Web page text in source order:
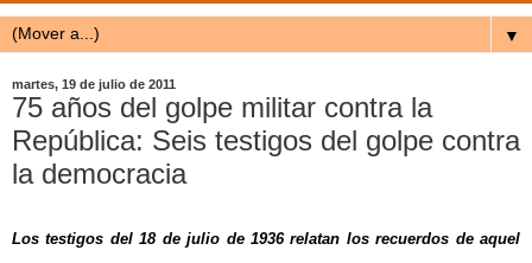
▼
martes, 19 de julio de 2011
75 años del golpe militar contra la
República: Seis testigos del golpe contra
la democracia
Los testigos del 18 de julio de 1936 relatan los recuerdos de aquel